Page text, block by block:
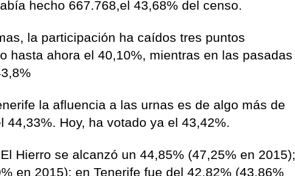
hecho 667.768,el 43,68% del censo.
la participación ha caídos tres puntos
hasta ahora el 40,10%, mientras en las pasadas
la afluencia a las urnas es de algo más de
Hoy, ha votado ya el 43,42%.
Hierro se alcanzó un 44,85% (47,25% en 2015);
en 2015); en Tenerife fue del 42,82% (43,86%